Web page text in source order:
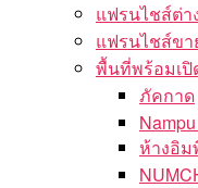
แฟรนไชส์ต่า
แฟรนไชส์ขา
พื้นที่พร้อมเปิ
ภัคกาด
ห้างอิม